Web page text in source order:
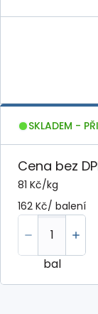
SKLADEM -
Cena bez
81 Kč/kg
162 Kč/ balení
bal